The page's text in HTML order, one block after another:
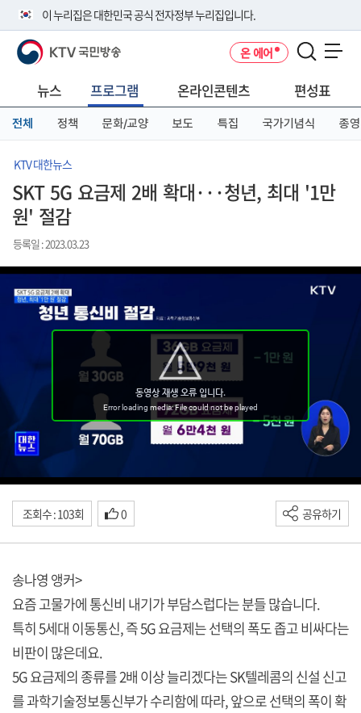
이 누리집은 대한민국 공식 전자정부 누리집입니다.
공식 누리집 주소 확인하기
니다.
이밖에 or.kr 또는 .kr등 다른 도메인 주소를 사용하고 있다면 아래 URL에
서 도메인 주소를 확인해 보세요
KTV 국민방송 온 에어
뉴스 프로그램 온라인콘텐츠 편성표
전체 정책 문화/교양 보도 특집 국가기념식 종영
KTV 대한뉴스
SKT 5G 요금제 2배 확대···청년, 최대 '1만
원' 절감
등록일 : 2023.03.23
조회수 : 103회 0 공유하기
송나영 앵커>
요즘 고물가에 통신비 내기가 부담스럽다는 분들 많습니다.
특히 5세대 이동통신, 즉 5G 요금제는 선택의 폭도 좁고 비싸다는
비판이 많은데요.
5G 요금제의 종류를 2배 이상 늘리겠다는 SK텔레콤의 신설 신고
를 과학기술정보통신부가 수리함에 따라, 앞으로 선택의 폭이 확